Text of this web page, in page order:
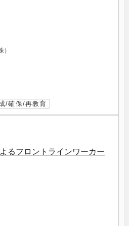
/確保/再教育
るフロントラインワーカー